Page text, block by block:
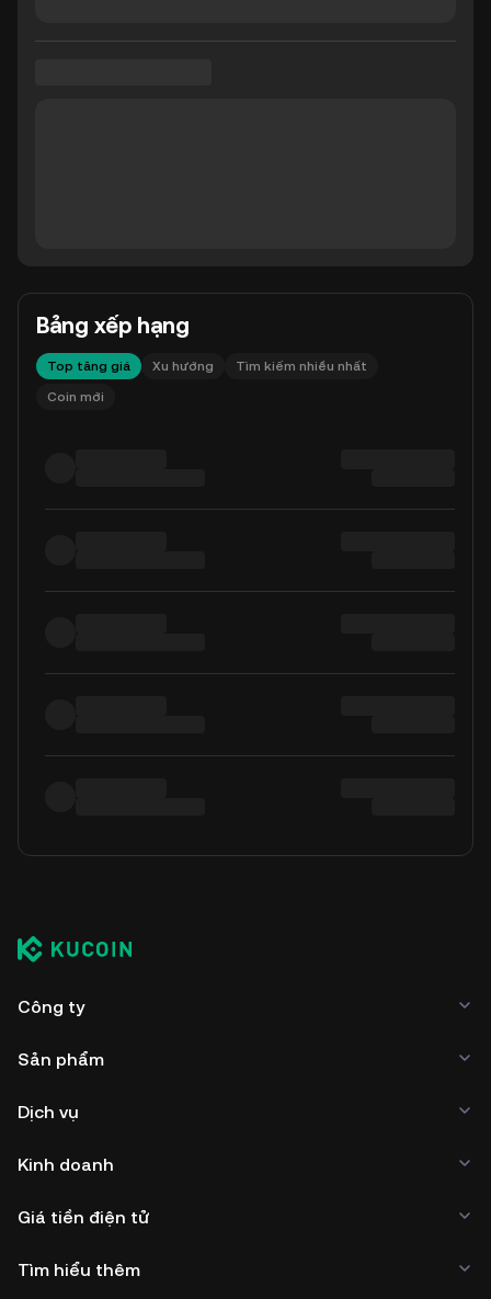
Bảng xếp hạng
Top tăng giá Xu hướng
Tìm kiếm nhiều nhất
Coin mới
Công ty
Sản phẩm
Dịch vụ
Kinh doanh
Giá tiền điện tử
Tìm hiểu thêm